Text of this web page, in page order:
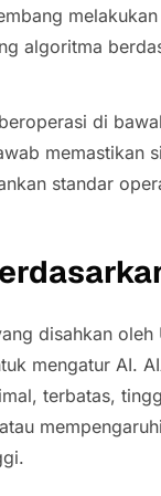
algoritma
di
memastikan
standar
disahkan oleh
mengatur AI.
terbatas,